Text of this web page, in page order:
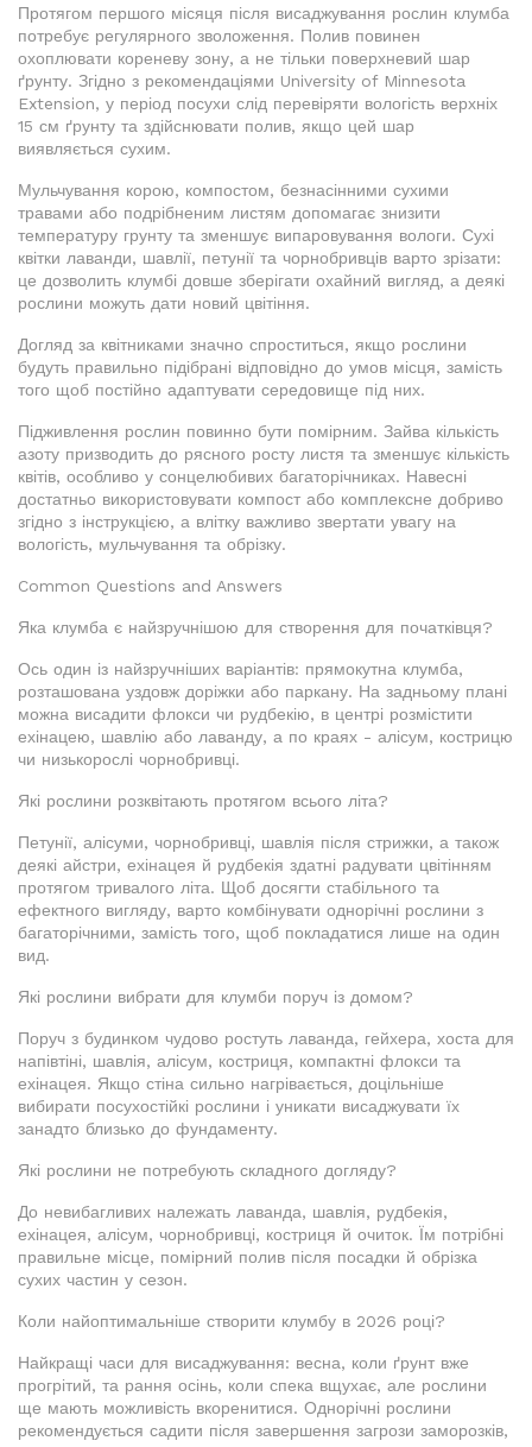
Протягом першого місяця після висаджування рослин клумба
потребує регулярного зволоження. Полив повинен
охоплювати кореневу зону, а не тільки поверхневий шар
ґрунту. Згідно з рекомендаціями University of Minnesota
Extension, у період посухи слід перевіряти вологість верхніх
15 см ґрунту та здійснювати полив, якщо цей шар
виявляється сухим.
Мульчування корою, компостом, безнасінними сухими
травами або подрібненим листям допомагає знизити
температуру грунту та зменшує випаровування вологи. Сухі
квітки лаванди, шавлії, петунії та чорнобривців варто зрізати:
це дозволить клумбі довше зберігати охайний вигляд, а деякі
рослини можуть дати новий цвітіння.
Догляд за квітниками значно спроститься, якщо рослини
будуть правильно підібрані відповідно до умов місця, замість
того щоб постійно адаптувати середовище під них.
Підживлення рослин повинно бути помірним. Зайва кількість
азоту призводить до рясного росту листя та зменшує кількість
квітів, особливо у сонцелюбивих багаторічниках. Навесні
достатньо використовувати компост або комплексне добриво
згідно з інструкцією, а влітку важливо звертати увагу на
вологість, мульчування та обрізку.
Common Questions and Answers
Яка клумба є найзручнішою для створення для початківця?
Ось один із найзручніших варіантів: прямокутна клумба,
розташована уздовж доріжки або паркану. На задньому плані
можна висадити флокси чи рудбекію, в центрі розмістити
ехінацею, шавлію або лаванду, а по краях - алісум, кострицю
чи низькорослі чорнобривці.
Які рослини розквітають протягом всього літа?
Петунії, алісуми, чорнобривці, шавлія після стрижки, а також
деякі айстри, ехінацея й рудбекія здатні радувати цвітінням
протягом тривалого літа. Щоб досягти стабільного та
ефектного вигляду, варто комбінувати однорічні рослини з
багаторічними, замість того, щоб покладатися лише на один
вид.
Які рослини вибрати для клумби поруч із домом?
Поруч з будинком чудово ростуть лаванда, гейхера, хоста для
напівтіні, шавлія, алісум, костриця, компактні флокси та
ехінацея. Якщо стіна сильно нагрівається, доцільніше
вибирати посухостійкі рослини і уникати висаджувати їх
занадто близько до фундаменту.
Які рослини не потребують складного догляду?
До невибагливих належать лаванда, шавлія, рудбекія,
ехінацея, алісум, чорнобривці, костриця й очиток. Їм потрібні
правильне місце, помірний полив після посадки й обрізка
сухих частин у сезон.
Коли найоптимальніше створити клумбу в 2026 році?
Найкращі часи для висаджування: весна, коли ґрунт вже
прогрітий, та рання осінь, коли спека вщухає, але рослини
ще мають можливість вкоренитися. Однорічні рослини
рекомендується садити після завершення загрози заморозків,